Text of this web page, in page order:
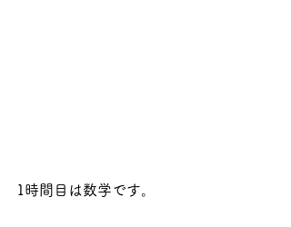
1時間目は数学です。